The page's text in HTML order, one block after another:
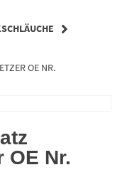
OE NR.
OE Nr.